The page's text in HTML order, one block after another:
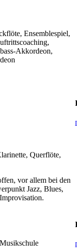
Ensemblespiel,
Akkordeon,
Querflöte,
vor allem bei den
Jazz, Blues,
Musikschule